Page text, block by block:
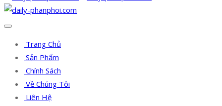
Trang Chủ
Sản Phẩm
Chính Sách
Về Chúng Tôi
Liên Hệ